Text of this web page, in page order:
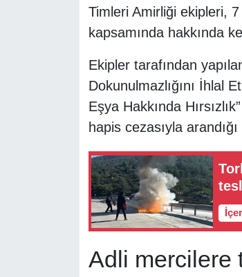
Timleri Amirliği ekipleri,
kapsamında hakkında
Ekipler tarafından
Dokunulmazlığını İhlal
Eşya Hakkında
hapis cezasıyla
Adli mercilere